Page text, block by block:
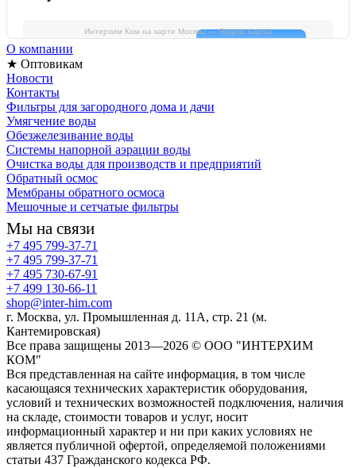
Интерхим Ком на карте Москвы — Яндекс Карты
О компании
★ Оптовикам
Новости
Контакты
Фильтры для загородного дома и дачи
Умягчение воды
Обезжелезивание воды
Системы напорной аэрации воды
Очистка воды для производств и предприятий
Обратный осмос
Мембраны обратного осмоса
Мешочные и сетчатые фильтры
Мы на связи
+7 495 799-37-71
+7 495 799-37-71
+7 495 730-67-91
+7 499 130-66-11
shop@inter-him.com
г. Москва, ул. Промышленная д. 11А, стр. 21 (м.
Кантемировская)
Все права защищены 2013—2026 © OOO "ИНТЕРХИМ
КОМ"
Вся представленная на сайте информация, в том числе
касающаяся технических характеристик оборудования,
условий и технических возможностей подключения, наличия
на складе, стоимости товаров и услуг, носит
информационный характер и ни при каких условиях не
является публичной офертой, определяемой положениями
статьи 437 Гражданского кодекса РФ.